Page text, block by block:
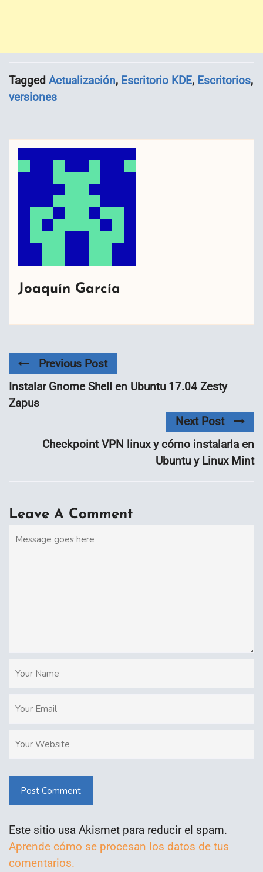
Tagged Actualización, Escritorio KDE, Escritorios,
versiones
Joaquín García
Previous Post
Instalar Gnome Shell en Ubuntu 17.04 Zesty
Zapus
Next Post
Checkpoint VPN linux y cómo instalarla en
Ubuntu y Linux Mint
Leave A Comment
Post Comment
Este sitio usa Akismet para reducir el spam.
Aprende cómo se procesan los datos de tus
comentarios.